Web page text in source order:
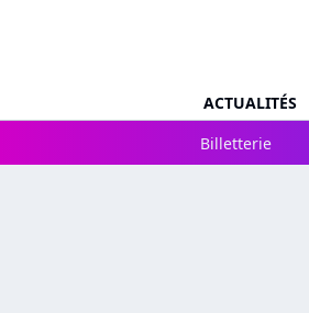
ACTUALITÉS
Billetterie